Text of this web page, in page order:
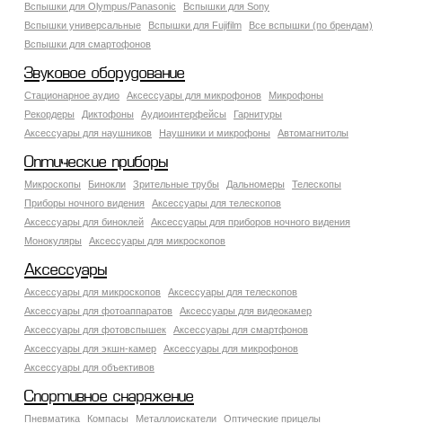
Вспышки для Olympus/Panasonic
Вспышки для Sony
Вспышки универсальные
Вспышки для Fujifilm
Все вспышки (по брендам)
Вспышки для смартофонов
Звуковое оборудование
Стационарное аудио Аксессуары для микрофонов
Микрофоны
Рекордеры
Диктофоны Аудиоинтерфейсы
Гарнитуры
Аксессуары для наушников
Наушники и микрофоны Автомагнитолы
Оптические приборы
Микроскопы Бинокли Зрительные трубы Дальномеры
Телескопы
Приборы ночного видения
Аксессуары для телескопов
Аксессуары для биноклей
Аксессуары для приборов ночного видения
Монокуляры
Аксессуары для микроскопов
Аксессуары
Аксессуары для микроскопов
Аксессуары для телескопов
Аксессуары для фотоаппаратов
Аксессуары для видеокамер
Аксессуары для фотовспышек
Аксессуары для смартфонов
Аксессуары для экшн-камер
Аксессуары для микрофонов
Аксессуары для объективов
Спортивное снаряжение
Пневматика Компасы Металлоискатели
Оптические прицелы